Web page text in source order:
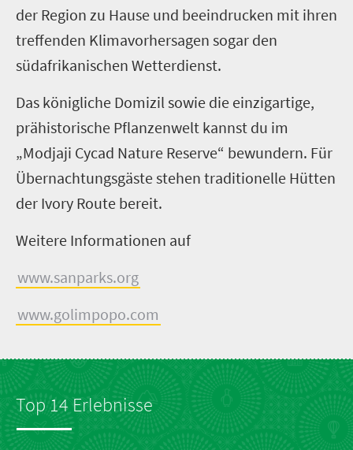
der Region zu Hause und beeindrucken mit ihren
treffenden Klimavorhersagen sogar den
südafrikanischen Wetterdienst.
Das königliche Domizil sowie die einzigartige,
prähistorische Pflanzenwelt kannst du im
„Modjaji Cycad Nature Reserve“ bewundern. Für
Übernachtungsgäste stehen traditionelle Hütten
der Ivory Route bereit.
Weitere Informationen auf
www.sanparks.org
www.golimpopo.com
Top 14 Erlebnisse